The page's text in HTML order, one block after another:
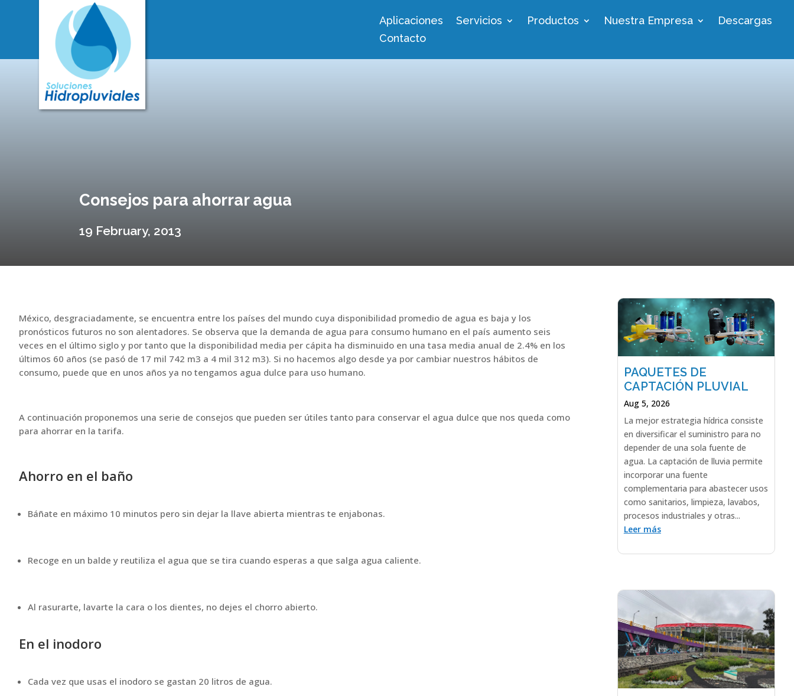
Aplicaciones Servicios Productos Nuestra Empresa
Descargas
Contacto
Consejos para ahorrar agua
19 February, 2013
México, desgraciadamente, se encuentra entre los países del mundo cuya disponibilidad promedio de agua es baja y los
pronósticos futuros no son alentadores. Se observa que la demanda de agua para consumo humano en el país aumento seis
veces en el último siglo y por tanto que la disponibilidad media per cápita ha disminuido en una tasa media anual de 2.4% en los
últimos 60 años (se pasó de 17 mil 742 m3 a 4 mil 312 m3). Si no hacemos algo desde ya por cambiar nuestros hábitos de
consumo, puede que en unos años ya no tengamos agua dulce para uso humano.
A continuación proponemos una serie de consejos que pueden ser útiles tanto para conservar el agua dulce que nos queda como
para ahorrar en la tarifa.
Ahorro en el baño
Báñate en máximo 10 minutos pero sin dejar la llave abierta mientras te enjabonas.
Recoge en un balde y reutiliza el agua que se tira cuando esperas a que salga agua caliente.
Al rasurarte, lavarte la cara o los dientes, no dejes el chorro abierto.
En el inodoro
Cada vez que usas el inodoro se gastan 20 litros de agua.
PAQUETES DE
CAPTACIÓN PLUVIAL
Aug 5, 2026
La mejor estrategia hídrica consiste
en diversificar el suministro para no
depender de una sola fuente de
agua. La captación de lluvia permite
incorporar una fuente
complementaria para abastecer usos
como sanitarios, limpieza, lavabos,
procesos industriales y otras...
Leer más